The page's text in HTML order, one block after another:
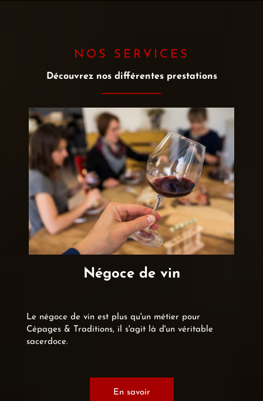
NOS SERVICES
Découvrez nos différentes prestations
Négoce de vin
Le négoce de vin est plus qu'un métier pour
Cépages & Traditions, il s'agit là d'un véritable
sacerdoce.
En savoir